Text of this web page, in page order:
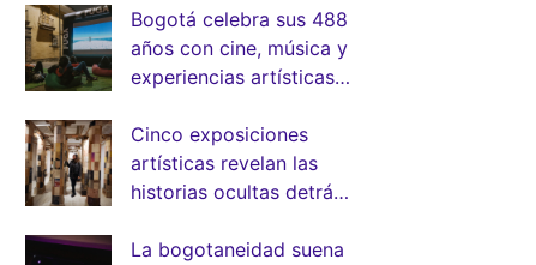
Bogotá celebra sus 488
años con cine, música y
experiencias artísticas
Cinco exposiciones
artísticas revelan las
historias ocultas detrás
Bogotá
La bogotaneidad suena